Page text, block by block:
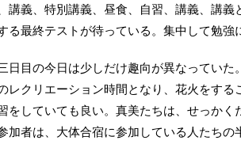
義、特別講義、昼食、自習、講義、講義
最終テストが待っている。集中して勉強
目の今日は少しだけ趣向が異なっていた
クリエーション時間となり、花火をする
していても良い。真美たちは、せっかく
者は、大体合宿に参加している人たちの